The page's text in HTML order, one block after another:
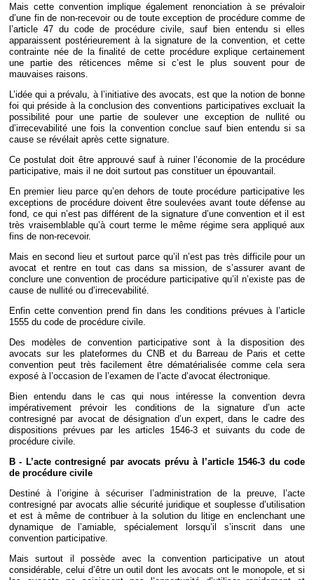
Mais cette convention implique également renonciation à se prévaloir
d’une fin de non-recevoir ou de toute exception de procédure comme de
l’article 47 du code de procédure civile, sauf bien entendu si elles
apparaissent postérieurement à la signature de la convention, et cette
contrainte née de la finalité de cette procédure explique certainement
une partie des réticences même si c’est le plus souvent pour de
mauvaises raisons.
L’idée qui a prévalu, à l’initiative des avocats, est que la notion de bonne
foi qui préside à la conclusion des conventions participatives excluait la
possibilité pour une partie de soulever une exception de nullité ou
d’irrecevabilité une fois la convention conclue sauf bien entendu si sa
cause se révélait après cette signature.
Ce postulat doit être approuvé sauf à ruiner l’économie de la procédure
participative, mais il ne doit surtout pas constituer un épouvantail.
En premier lieu parce qu’en dehors de toute procédure participative les
exceptions de procédure doivent être soulevées avant toute défense au
fond, ce qui n’est pas différent de la signature d’une convention et il est
très vraisemblable qu’à court terme le même régime sera appliqué aux
fins de non-recevoir.
Mais en second lieu et surtout parce qu’il n’est pas très difficile pour un
avocat et rentre en tout cas dans sa mission, de s’assurer avant de
conclure une convention de procédure participative qu’il n’existe pas de
cause de nullité ou d’irrecevabilité.
Enfin cette convention prend fin dans les conditions prévues à l’article
1555 du code de procédure civile.
Des modèles de convention participative sont à la disposition des
avocats sur les plateformes du CNB et du Barreau de Paris et cette
convention peut très facilement être dématérialisée comme cela sera
exposé à l’occasion de l’examen de l’acte d’avocat électronique.
Bien entendu dans le cas qui nous intéresse la convention devra
impérativement prévoir les conditions de la signature d’un acte
contresigné par avocat de désignation d’un expert, dans le cadre des
dispositions prévues par les articles 1546-3 et suivants du code de
procédure civile.
B - L’acte contresigné par avocats prévu à l’article 1546-3 du code
de procédure civile
Destiné à l’origine à sécuriser l’administration de la preuve, l’acte
contresigné par avocats allie sécurité juridique et souplesse d’utilisation
et est à même de contribuer à la solution du litige en enclenchant une
dynamique de l’amiable, spécialement lorsqu’il s’inscrit dans une
convention participative.
Mais surtout il possède avec la convention participative un atout
considérable, celui d’être un outil dont les avocats ont le monopole, et si